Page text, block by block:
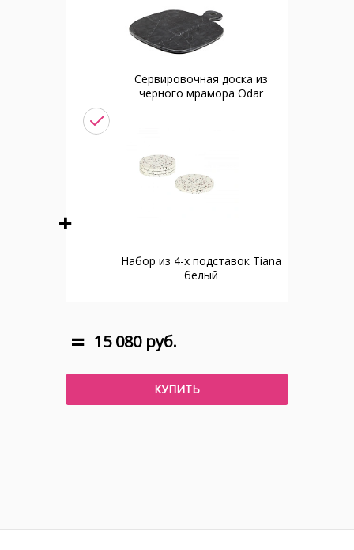
Сервировочная доска из
черного мрамора Odar
Набор из 4-х подставок Tiana
белый
15 080 руб.
КУПИТЬ